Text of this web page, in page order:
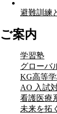
避難訓練
ご案内
学習塾
グローバ
KG高等
AO 入試
看護医療
未来を拓